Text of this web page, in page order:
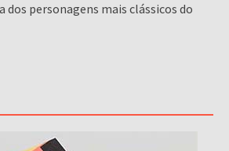
dos personagens mais clássicos do